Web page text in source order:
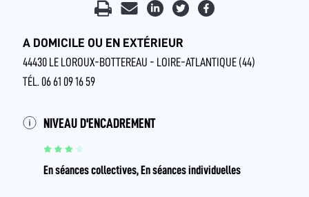
A DOMICILE OU EN EXTÉRIEUR
44430 LE LOROUX-BOTTEREAU - LOIRE-ATLANTIQUE (44)
TÉL. 06 61 09 16 59
NIVEAU D'ENCADREMENT
En séances collectives, En séances individuelles